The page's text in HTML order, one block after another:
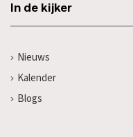
In de kijker
Nieuws
Kalender
Blogs